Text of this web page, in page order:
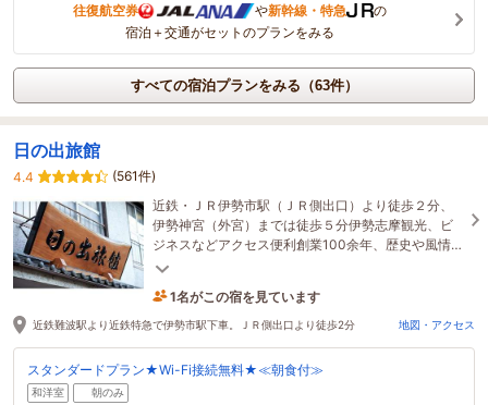
往復航空券 や新幹線・特急
の
宿泊＋交通がセットのプランをみる
すべての宿泊プランをみる（63件）
日の出旅館
4.4
(561件)
近鉄・ＪＲ伊勢市駅（ＪＲ側出口）より徒歩２分、
伊勢神宮（外宮）までは徒歩５分伊勢志摩観光、ビ
ジネスなどアクセス便利創業100余年、歴史や風情と
家庭的なおもてなしの伊勢情緒を愉しむ宿
1名がこの宿を見ています
10時間前に予約されました
近鉄難波駅より近鉄特急で伊勢市駅下車。ＪＲ側出口より徒歩2分 地図・アクセス
スタンダードプラン★Wi-Fi接続無料★≪朝食付≫
和洋室 朝のみ